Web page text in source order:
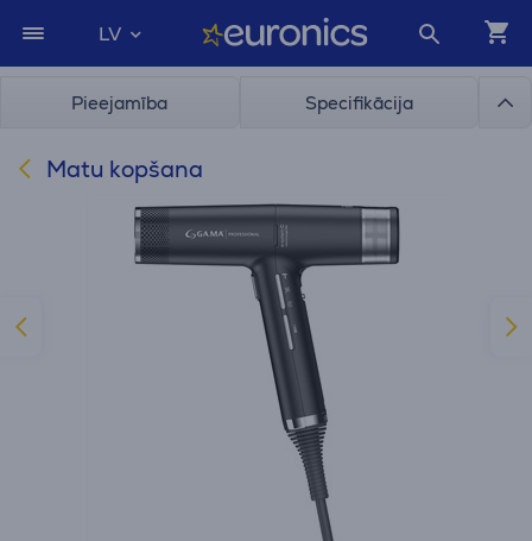
LV
Pieejamība Specifikācija
Matu kopšana